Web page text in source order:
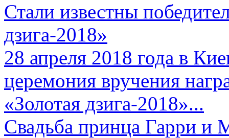
Стали известны
дзига-2018»
28 апреля 2018 года в
церемония вручения
«Золотая дзига-2018»...
Свадьба принца Гарри и